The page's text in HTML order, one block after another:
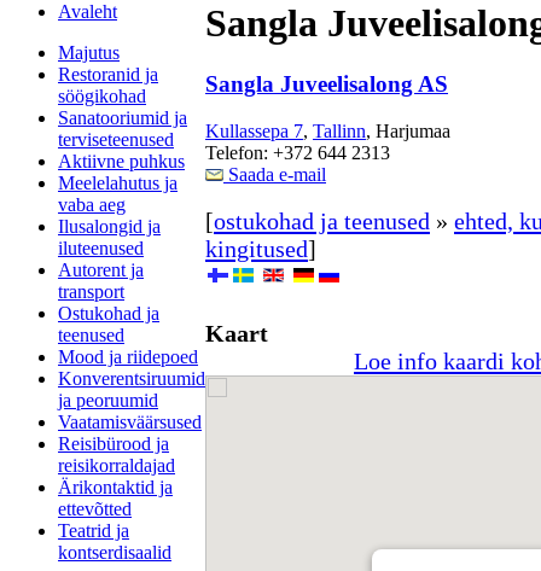
Avaleht
Majutus
Restoranid ja
söögikohad
Sanatooriumid ja
terviseteenused
Aktiivne puhkus
Meelelahutus ja
vaba aeg
Ilusalongid ja
iluteenused
Autorent ja
transport
Ostukohad ja
teenused
Mood ja riidepoed
Konverentsiruumid
ja peoruumid
Vaatamisväärsused
Reisibürood ja
reisikorraldajad
Ärikontaktid ja
ettevõtted
Teatrid ja
kontserdisaalid
Sangla
Sangla Juveelisalong AS
Kullassepa 7, Tallinn, Harjumaa
Telefon: +372 644 2313
Saada e-mail
[ostukohad ja teenused » ehted,
kingitused]
Kaart
Loe info kaardi